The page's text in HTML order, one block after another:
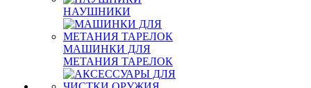
НАУШНИКИ
МАШИНКИ ДЛЯ
МЕТАНИЯ ТАРЕЛОК